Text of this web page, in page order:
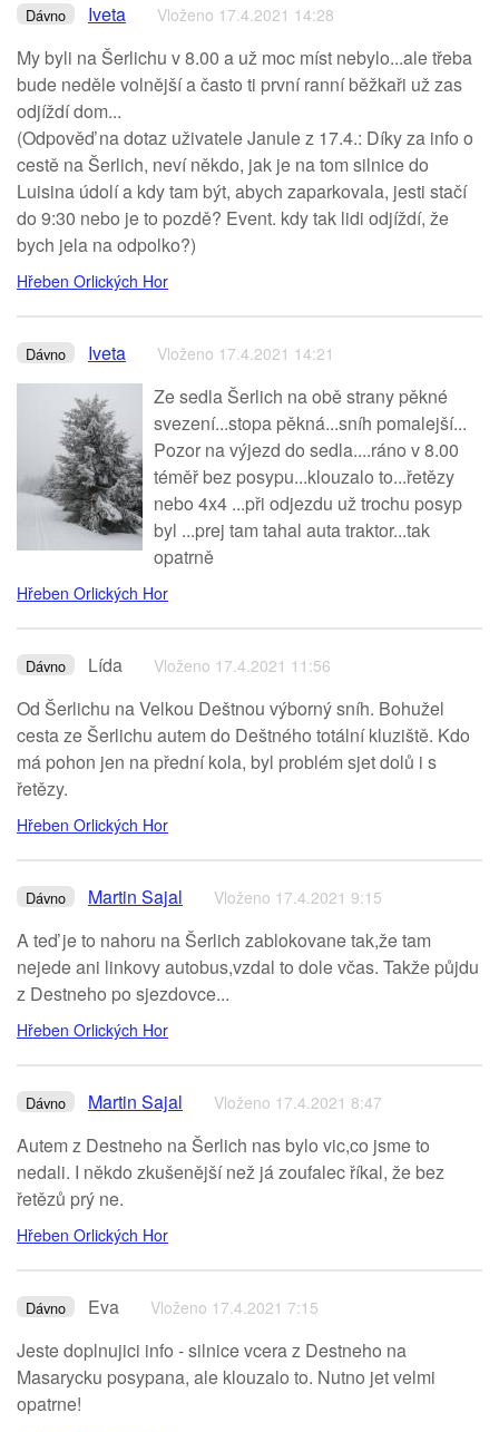
Dávno Iveta Vloženo 17.4.2021 14:28
My byli na Šerlichu v 8.00 a už moc míst nebylo...ale třeba
bude neděle volnější a často ti první ranní běžkaři už zas
odjíždí dom...
(Odpověď na dotaz uživatele Janule z 17.4.: Díky za info o
cestě na Šerlich, neví někdo, jak je na tom silnice do
Luisina údolí a kdy tam být, abych zaparkovala, jesti stačí
do 9:30 nebo je to pozdě? Event. kdy tak lidi odjíždí, že
bych jela na odpolko?)
Hřeben Orlických Hor
Dávno Iveta Vloženo 17.4.2021 14:21
Ze sedla Šerlich na obě strany pěkné
svezení...stopa pěkná...sníh pomalejší...
Pozor na výjezd do sedla....ráno v 8.00
téměř bez posypu...klouzalo to...řetězy
nebo 4x4 ...při odjezdu už trochu posyp
byl ...prej tam tahal auta traktor...tak
opatrně
Hřeben Orlických Hor
Dávno Lída Vloženo 17.4.2021 11:56
Od Šerlichu na Velkou Deštnou výborný sníh. Bohužel
cesta ze Šerlichu autem do Deštného totální kluziště. Kdo
má pohon jen na přední kola, byl problém sjet dolů i s
řetězy.
Hřeben Orlických Hor
Dávno Martin Sajal Vloženo 17.4.2021 9:15
A teď je to nahoru na Šerlich zablokovane tak,že tam
nejede ani linkovy autobus,vzdal to dole včas. Takže půjdu
z Destneho po sjezdovce...
Hřeben Orlických Hor
Dávno Martin Sajal Vloženo 17.4.2021 8:47
Autem z Destneho na Šerlich nas bylo vic,co jsme to
nedali. I někdo zkušenější než já zoufalec říkal, že bez
řetězů prý ne.
Hřeben Orlických Hor
Dávno Eva Vloženo 17.4.2021 7:15
Jeste doplnujici info - silnice vcera z Destneho na
Masarycku posypana, ale klouzalo to. Nutno jet velmi
opatrne!